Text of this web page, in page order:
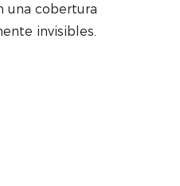
una cobertura
invisibles.